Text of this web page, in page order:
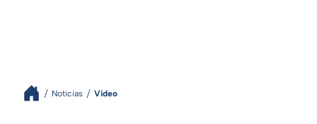
Noticias Video